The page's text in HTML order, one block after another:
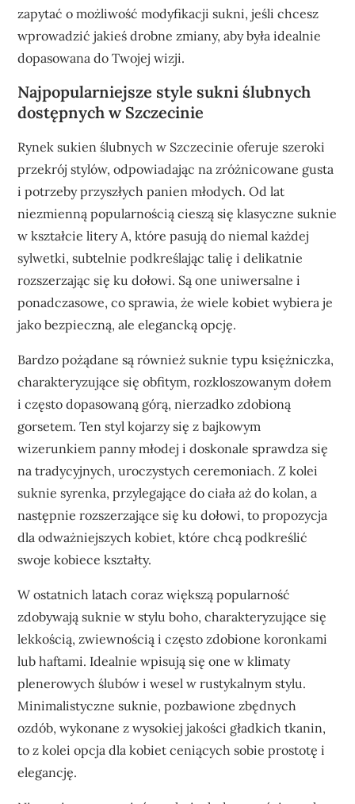
zapytać o możliwość modyfikacji sukni, jeśli chcesz
wprowadzić jakieś drobne zmiany, aby była idealnie
dopasowana do Twojej wizji.
Najpopularniejsze style sukni ślubnych
dostępnych w Szczecinie
Rynek sukien ślubnych w Szczecinie oferuje szeroki
przekrój stylów, odpowiadając na zróżnicowane gusta
i potrzeby przyszłych panien młodych. Od lat
niezmienną popularnością cieszą się klasyczne suknie
w kształcie litery A, które pasują do niemal każdej
sylwetki, subtelnie podkreślając talię i delikatnie
rozszerzając się ku dołowi. Są one uniwersalne i
ponadczasowe, co sprawia, że wiele kobiet wybiera je
jako bezpieczną, ale elegancką opcję.
Bardzo pożądane są również suknie typu księżniczka,
charakteryzujące się obfitym, rozkloszowanym dołem
i często dopasowaną górą, nierzadko zdobioną
gorsetem. Ten styl kojarzy się z bajkowym
wizerunkiem panny młodej i doskonale sprawdza się
na tradycyjnych, uroczystych ceremoniach. Z kolei
suknie syrenka, przylegające do ciała aż do kolan, a
następnie rozszerzające się ku dołowi, to propozycja
dla odważniejszych kobiet, które chcą podkreślić
swoje kobiece kształty.
W ostatnich latach coraz większą popularność
zdobywają suknie w stylu boho, charakteryzujące się
lekkością, zwiewnością i często zdobione koronkami
lub haftami. Idealnie wpisują się one w klimaty
plenerowych ślubów i wesel w rustykalnym stylu.
Minimalistyczne suknie, pozbawione zbędnych
ozdób, wykonane z wysokiej jakości gładkich tkanin,
to z kolei opcja dla kobiet ceniących sobie prostotę i
elegancję.